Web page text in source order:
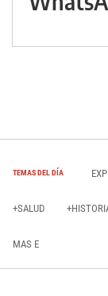
TEMAS DEL DÍA
+SALUD
MAS E